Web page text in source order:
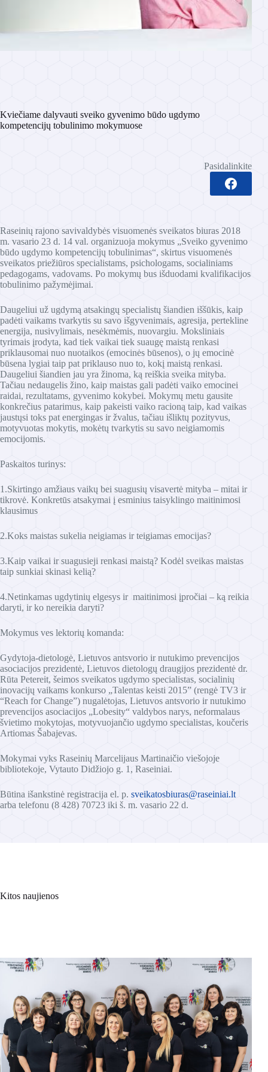
Kviečiame dalyvauti sveiko gyvenimo būdo ugdymo
kompetencijų tobulinimo mokymuose
Pasidalinkite
Raseinių rajono savivaldybės visuomenės sveikatos biuras 2018
m. vasario 23 d. 14 val. organizuoja mokymus „Sveiko gyvenimo
būdo ugdymo kompetencijų tobulinimas“, skirtus visuomenės
sveikatos priežiūros specialistams, psichologams, socialiniams
pedagogams, vadovams. Po mokymų bus išduodami kvalifikacijos
tobulinimo pažymėjimai.
Daugeliui už ugdymą atsakingų specialistų šiandien iššūkis, kaip
padėti vaikams tvarkytis su savo išgyvenimais, agresija, pertekline
energija, nusivylimais, nesėkmėmis, nuovargiu. Moksliniais
tyrimais įrodyta, kad tiek vaikai tiek suaugę maistą renkasi
priklausomai nuo nuotaikos (emocinės būsenos), o jų emocinė
būsena lygiai taip pat priklauso nuo to, kokį maistą renkasi.
Daugeliui šiandien jau yra žinoma, ką reiškia sveika mityba.
Tačiau nedaugelis žino, kaip maistas gali padėti vaiko emocinei
raidai, rezultatams, gyvenimo kokybei. Mokymų metu gausite
konkrečius patarimus, kaip pakeisti vaiko racioną taip, kad vaikas
jaustųsi toks pat energingas ir žvalus, tačiau išliktų pozityvus,
motyvuotas mokytis, mokėtų tvarkytis su savo neigiamomis
emocijomis.
Paskaitos turinys:
1.Skirtingo amžiaus vaikų bei suagusių visavertė mityba – mitai ir
tikrovė. Konkretūs atsakymai į esminius taisyklingo maitinimosi
klausimus
2.Koks maistas sukelia neigiamas ir teigiamas emocijas?
3.Kaip vaikai ir suagusieji renkasi maistą? Kodėl sveikas maistas
taip sunkiai skinasi kelią?
4.Netinkamas ugdytinių elgesys ir maitinimosi įpročiai – ką reikia
daryti, ir ko nereikia daryti?
Mokymus ves lektorių komanda:
Gydytoja-dietologė, Lietuvos antsvorio ir nutukimo prevencijos
asociacijos prezidentė, Lietuvos dietologų draugijos prezidentė dr.
Rūta Petereit, šeimos sveikatos ugdymo specialistas, socialinių
inovacijų vaikams konkurso „Talentas keisti 2015” (rengė TV3 ir
“Reach for Change”) nugalėtojas, Lietuvos antsvorio ir nutukimo
prevencijos asociacijos „Lobesity“ valdybos narys, neformalaus
švietimo mokytojas, motyvuojančio ugdymo specialistas, koučeris
Artiomas Šabajevas.
Mokymai vyks Raseinių Marcelijaus Martinaičio viešojoje
bibliotekoje, Vytauto Didžiojo g. 1, Raseiniai.
Būtina išankstinė registracija el. p. sveikatosbiuras@raseiniai.lt
arba telefonu (8 428) 70723 iki š. m. vasario 22 d.
Kitos naujienos